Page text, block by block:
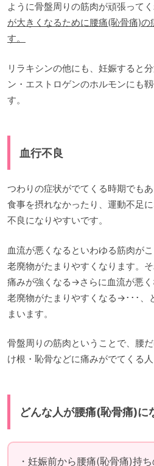
ように骨盤周りの筋肉が頑張ってく
が大きくなるために腰痛(恥骨痛)の
す。
リラキシンの他にも、妊娠すると
ン・エストロゲンのホルモンにも
す。
血行不良
つわりの症状がでてくる時期でも
食事を摂れなかったり、運動不足
不良になりやすいです。
血流が悪くなるといわゆる筋肉が
老廃物がたまりやすくなります。
痛みが強くなる→さらに血流が悪
老廃物がたまりやすくなる→･･･、
まいます。
骨盤周りの筋肉ということで、腰
け根・恥骨などに痛みがでてくる人
どんな人が腰痛(恥骨痛)に
・妊娠前から腰痛(恥骨痛)持ち